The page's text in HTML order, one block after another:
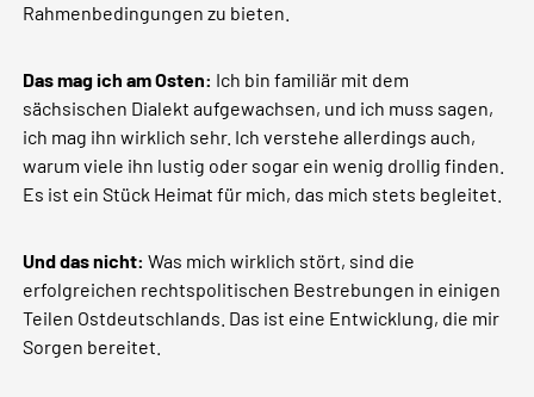
Rahmenbedingungen zu bieten.
Das mag ich am Osten: Ich bin familiär mit dem
sächsischen Dialekt aufgewachsen, und ich muss sagen,
ich mag ihn wirklich sehr. Ich verstehe allerdings auch,
warum viele ihn lustig oder sogar ein wenig drollig finden.
Es ist ein Stück Heimat für mich, das mich stets begleitet.
Und das nicht:Was mich wirklich stört, sind die
erfolgreichen rechtspolitischen Bestrebungen in einigen
Teilen Ostdeutschlands. Das ist eine Entwicklung, die mir
Sorgen bereitet.